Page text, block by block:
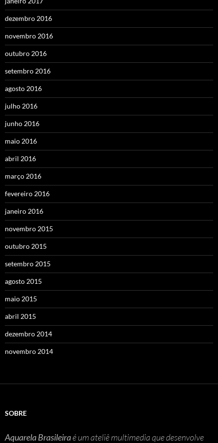
dezembro 2016
novembro 2016
outubro 2016
setembro 2016
agosto 2016
julho 2016
junho 2016
maio 2016
abril 2016
março 2016
fevereiro 2016
janeiro 2016
novembro 2015
outubro 2015
setembro 2015
agosto 2015
maio 2015
abril 2015
dezembro 2014
novembro 2014
SOBRE
Aquarela Brasileiraé um ateliê multimedia que desenvolve